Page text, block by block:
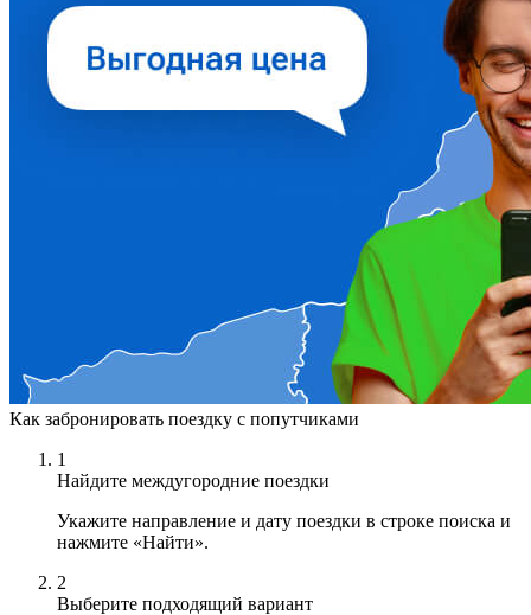
Как забронировать поездку с попутчиками
1
Найдите междугородние поездки
Укажите направление и дату поездки в строке поиска и
нажмите «Найти».
2
Выберите подходящий вариант